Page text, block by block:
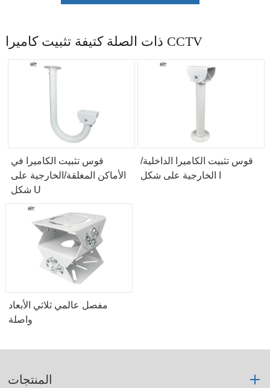
ذات الصلة كتيفة تثبيت كاميرا CCTV
قوس تثبيت الكاميرا في
الأماكن المغلقة/الخارجية على
شكل U
قوس تثبيت الكاميرا الداخلية/
مفصل عالمي ثلاثي الأبعاد
واصلة
المنتجات